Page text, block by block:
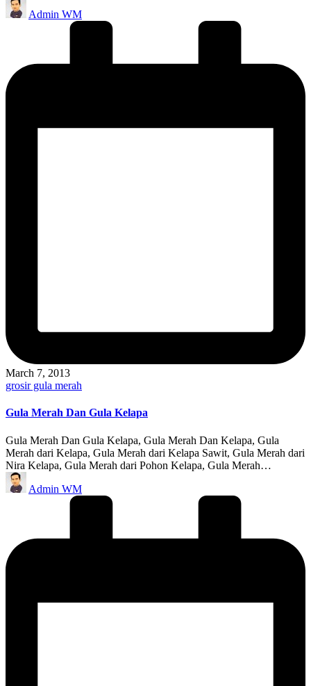
Posted
by
Admin WM
March 7, 2013
Posted
grosir gula merah
Gula Merah Dan Gula Kelapa
Gula Merah Dan Gula Kelapa, Gula Merah Dan Kelapa, Gula
Merah dari Kelapa, Gula Merah dari Kelapa Sawit, Gula Merah dari
Nira Kelapa, Gula Merah dari Pohon Kelapa, Gula Merah…
Posted
by
Admin WM